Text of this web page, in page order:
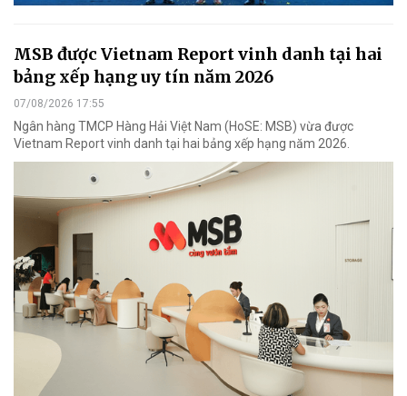
MSB được Vietnam Report vinh danh tại hai
bảng xếp hạng uy tín năm 2026
07/08/2026 17:55
Ngân hàng TMCP Hàng Hải Việt Nam (HoSE: MSB) vừa được
Vietnam Report vinh danh tại hai bảng xếp hạng năm 2026.